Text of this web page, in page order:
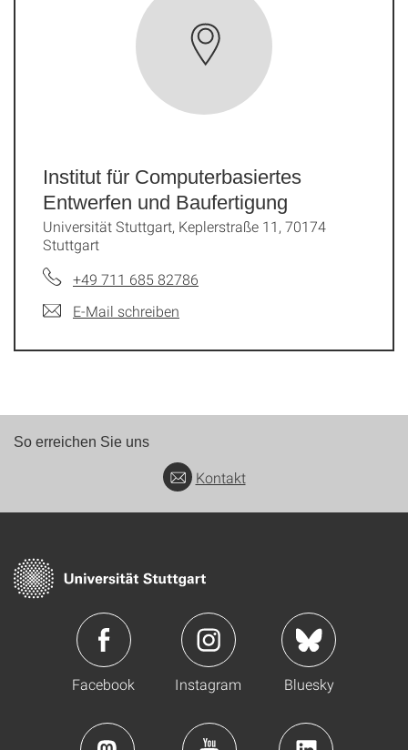
Institut für Computerbasiertes
Entwerfen und Baufertigung
Universität Stuttgart, Keplerstraße 11, 70174
Stuttgart
+49 711 685 82786
E-Mail schreiben
So erreichen Sie uns
Kontakt
Facebook Instagram Bluesky